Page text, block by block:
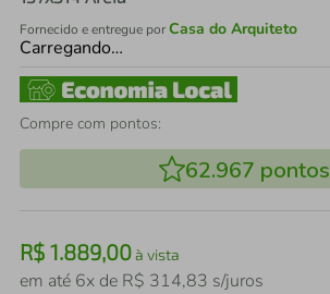
Fornecido e entregue porCasa do Arquiteto
Carregando…
Compre com pontos:
62.967 pontos
R$ 1.889,00à vista
em até 6x de R$ 314,83 s/juros